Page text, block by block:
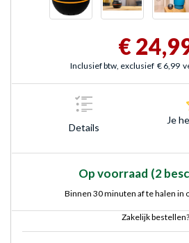
€
Inclusief btw, exclusief € 6,99
Details
Je
Op voorraad (2
Binnen 30 minuten af te halen in
Zakelijk bestellen?